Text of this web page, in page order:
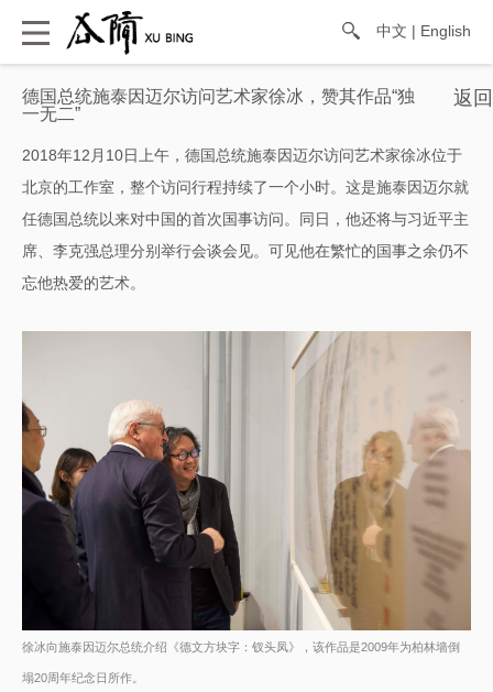
中文 | English
德国总统施泰因迈尔访问艺术家徐冰，赞其作品“独
一无二”
2018年12 月 10 日上午，德国总统施泰因迈尔访问艺术家徐冰位于
北京的工作室，整个访问行程持续了一个小时。这是施泰因迈尔就
任德国总统以来对中国的首次国事访问。同日，他还将与习近平主
席、李克强总理分别举行会谈会见。可见他在繁忙的国事之余仍不
忘他热爱的艺术。
徐冰向施泰因迈尔总统介绍《德文方块字：钗头凤》，该作品是2009年为柏林墙倒
塌20周年纪念日所作。